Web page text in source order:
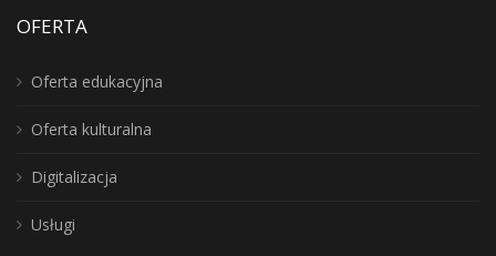
OFERTA
Oferta edukacyjna
Oferta kulturalna
Digitalizacja
Usługi